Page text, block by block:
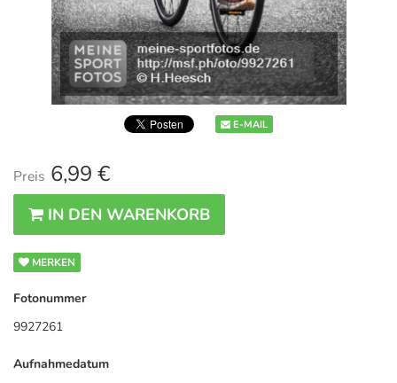
E-MAIL
Preis 6,99 €
IN DEN WARENKORB
MERKEN
Fotonummer
9927261
Aufnahmedatum